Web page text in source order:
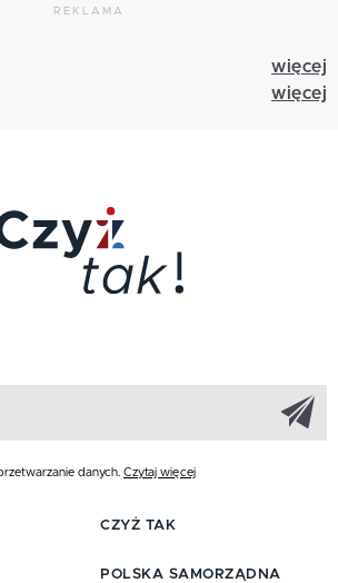
REKLAMA
więcej
więcej
danych. Czytaj więcej
CZYŻ TAK
POLSKA SAMORZĄDNA